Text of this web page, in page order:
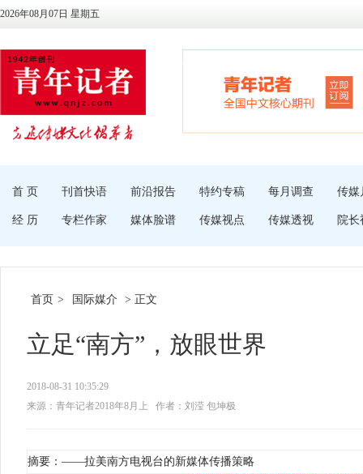
2026年08月07日 星期五
首 页 刊首快语 前沿报告 特约专稿 每月调查 传媒
经 历 专栏作家 媒体脸谱 传媒视点 传媒透视 院长
首页 > 国际媒介 > 正文
立足“南方”，放眼世界
2018-08-31 10:35:29
来源：青年记者2018年8月上
作者：刘滢 包坤极
摘要：——拉美南方电视台的新媒体传播策略